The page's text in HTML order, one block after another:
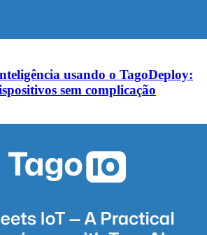
usando o TagoDeploy:
sem complicação